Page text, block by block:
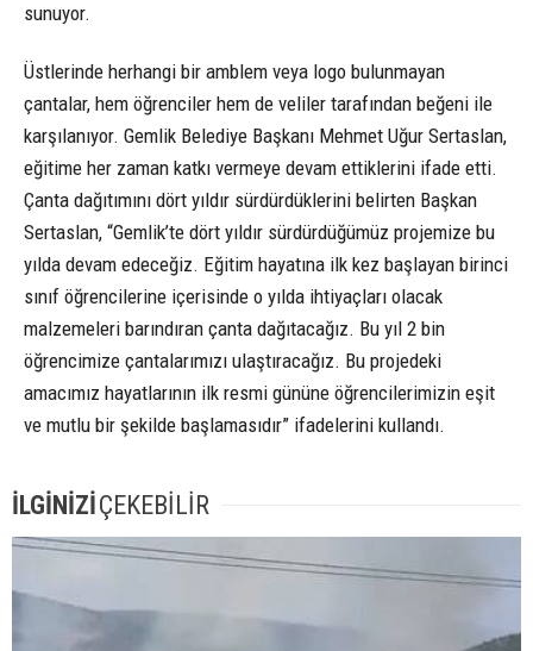
sunuyor.
Üstlerinde herhangi bir amblem veya logo bulunmayan
çantalar, hem öğrenciler hem de veliler tarafından beğeni ile
karşılanıyor. Gemlik Belediye Başkanı Mehmet Uğur Sertaslan,
eğitime her zaman katkı vermeye devam ettiklerini ifade etti.
Çanta dağıtımını dört yıldır sürdürdüklerini belirten Başkan
Sertaslan, “Gemlik’te dört yıldır sürdürdüğümüz projemize bu
yılda devam edeceğiz. Eğitim hayatına ilk kez başlayan birinci
sınıf öğrencilerine içerisinde o yılda ihtiyaçları olacak
malzemeleri barındıran çanta dağıtacağız. Bu yıl 2 bin
öğrencimize çantalarımızı ulaştıracağız. Bu projedeki
amacımız hayatlarının ilk resmi gününe öğrencilerimizin eşit
ve mutlu bir şekilde başlamasıdır” ifadelerini kullandı.
İLGİNİZİÇEKEBİLİR